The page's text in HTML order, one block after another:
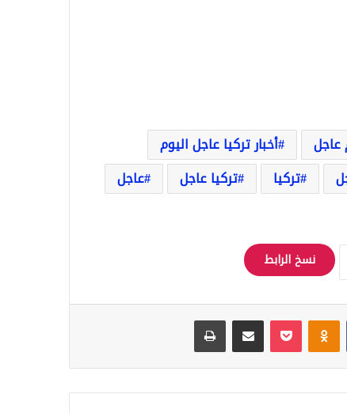
عاجل
أخبار تركيا عاجل اليوم
تركيا تركيا عاجل
عاجل
نسخ الرابط
Odnoklassniki
‫Pocket مشاركة عبر البريد طباعة